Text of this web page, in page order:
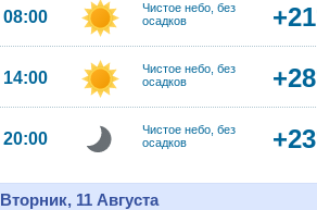
08:00
Чистое небо, без
осадков
14:00
Чистое небо, без
осадков
20:00
Чистое небо, без
осадков
Вторник, 11 Августа